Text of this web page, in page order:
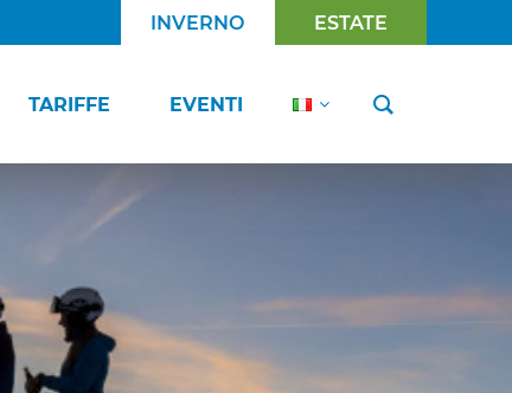
INVERNO ESTATE
TARIFFE EVENTI